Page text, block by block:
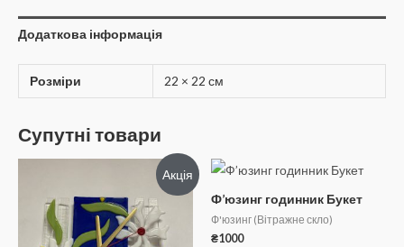
Додаткова інформація
Розміри 22 × 22 см
Супутні товари
Акція
Ф’юзинг годинник Букет
Ф'юзинг (Вітражне скло)
₴1000